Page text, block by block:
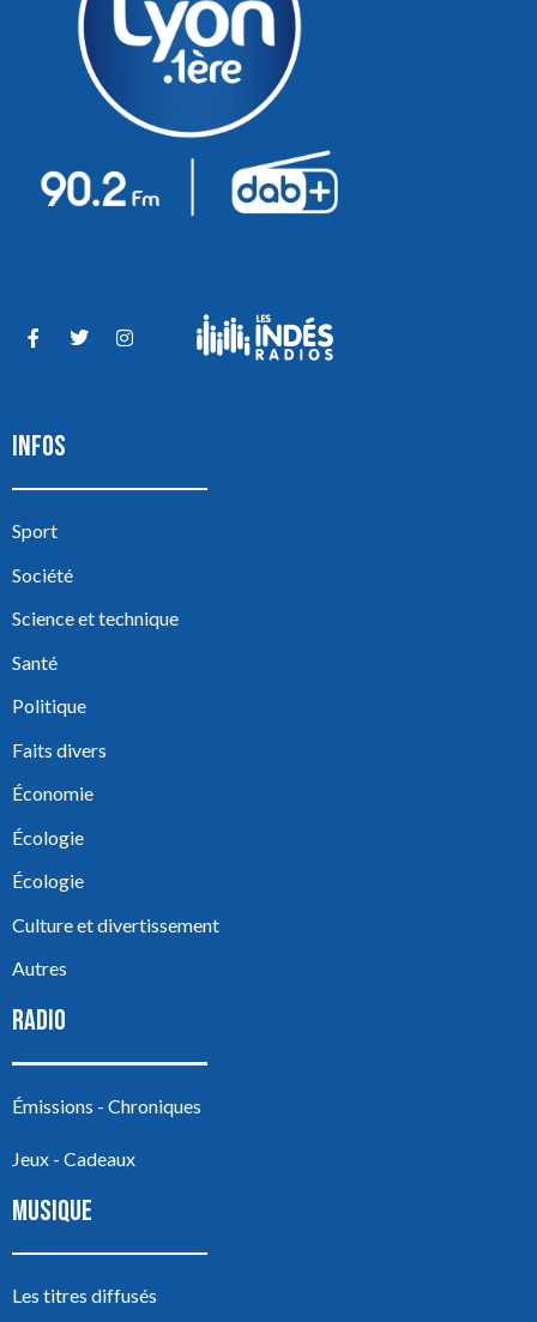
INFOS
Sport
Société
Science et technique
Santé
Politique
Faits divers
Économie
Écologie
Écologie
Culture et divertissement
Autres
RADIO
Émissions - Chroniques
Jeux - Cadeaux
MUSIQUE
Les titres diffusés